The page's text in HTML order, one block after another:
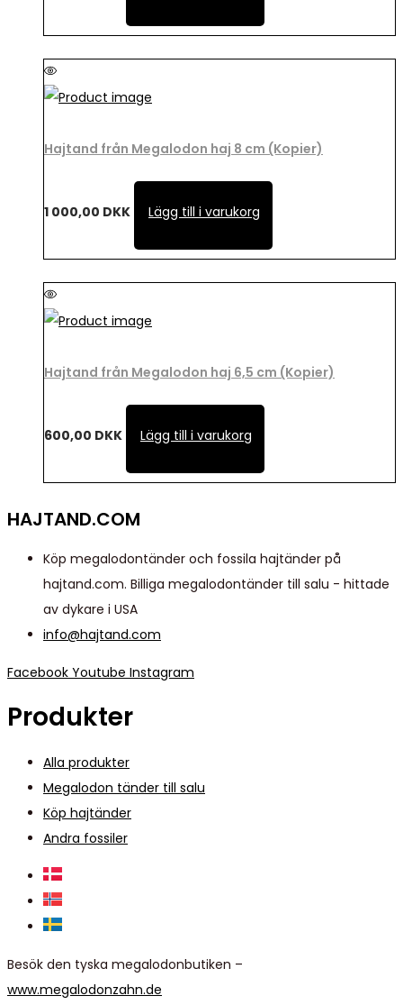
Hajtand från Megalodon haj 8 cm (Kopier)
1 000,00 DKK Lägg till i varukorg
Hajtand från Megalodon haj 6,5 cm (Kopier)
600,00 DKK Lägg till i varukorg
HAJTAND.COM
Köp megalodontänder och fossila hajtänder på
hajtand.com. Billiga megalodontänder till salu - hittade
av dykare i USA
info@hajtand.com
Facebook Youtube Instagram
Produkter
Alla produkter
Megalodon tänder till salu
Köp hajtänder
Andra fossiler
Besök den tyska megalodonbutiken –
www.megalodonzahn.de